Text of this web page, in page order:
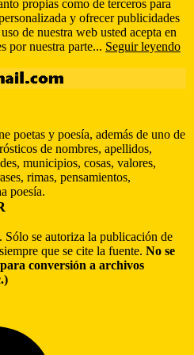
propias como de terceros para
y ofrecer publicidades
de nuestra web usted acepta en
por nuestra parte... Seguir leyendo
poetas y poesía, además de uno de
de nombres, apellidos,
municipios, cosas, valores,
rimas, pensamientos,
poesía.
Sólo se autoriza la publicación de
que se cite la fuente. No se
conversión a archivos